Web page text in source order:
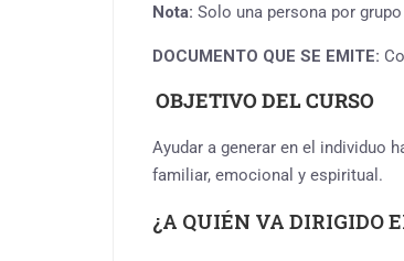
Nota: Solo una persona por
DOCUMENTO QUE SE EMITE:
OBJETIVO DEL CURSO
Ayudar a generar en el individuo
familiar, emocional y espiritual.
¿A QUIÉN VA DIRIGIDO